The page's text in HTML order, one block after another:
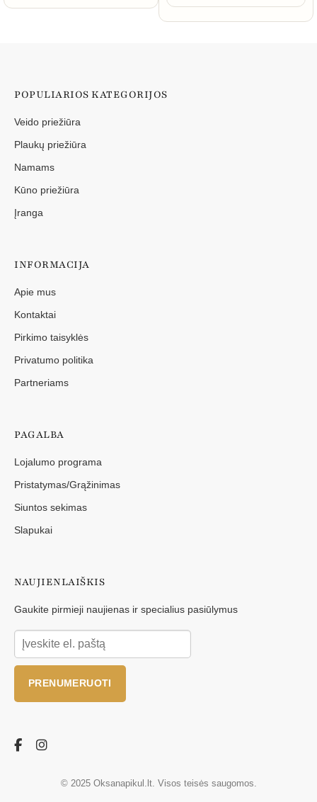
POPULIARIOS KATEGORIJOS
Veido priežiūra
Plaukų priežiūra
Namams
Kūno priežiūra
Įranga
INFORMACIJA
Apie mus
Kontaktai
Pirkimo taisyklės
Privatumo politika
Partneriams
PAGALBA
Lojalumo programa
Pristatymas/Grąžinimas
Siuntos sekimas
Slapukai
NAUJIENLAIŠKIS
Gaukite pirmieji naujienas ir specialius pasiūlymus
PRENUMERUOTI
© 2025 Oksanapikul.lt. Visos teisės saugomos.